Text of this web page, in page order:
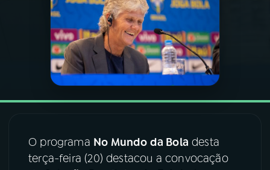
PROGRAMAS
PODCASTS
VIDEOCASTS
08FESTIVAL DE MÚSICA
O programa No Mundo da Bola desta
terça-feira (20) destacou a convocação